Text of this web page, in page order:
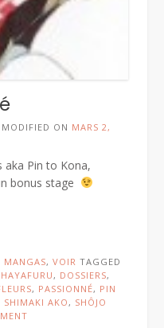
ON MARS 2,
aka Pin to Kona,
bonus stage
MANGAS, VOIR TAGGED
, DOSSIERS,
, PASSIONNÉ, PIN
SHIMAKI AKO , SHÔJO